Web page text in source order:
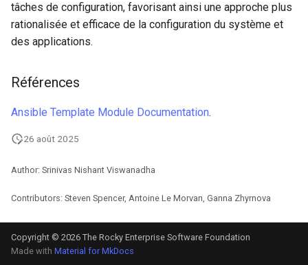
tâches de configuration, favorisant ainsi une approche plus
rationalisée et efficace de la configuration du système et
des applications.
Références
Ansible Template Module Documentation.
26 août 2025
Author: Srinivas Nishant Viswanadha
Contributors: Steven Spencer, Antoine Le Morvan, Ganna Zhyrnova
Copyright © 2026 The Rocky Enterprise Software Foundation
Made with Material for MkDocs